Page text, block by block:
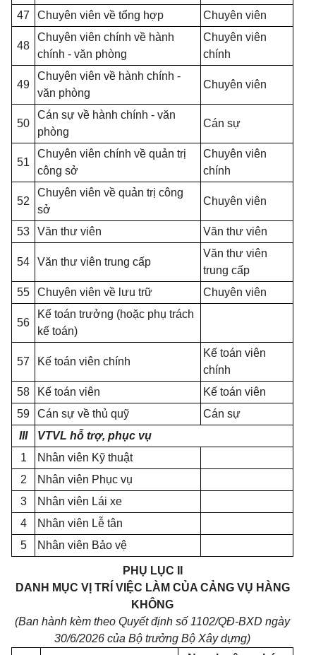
47
Chuyên viên về tổng hợp Chuyên viên
48
Chuyên viên chính về hành
chính - văn phòng
Chuyên viên
chính
49
Chuyên viên về hành chính -
văn phòng
Chuyên viên
50
Cán sự về hành chính - văn
phòng
Cán sự
51
Chuyên viên chính về quản trị
công sở
Chuyên viên
chính
52
Chuyên viên về quản trị công
sở
Chuyên viên
53 Văn thư viên Văn thư viên
54 Văn thư viên trung cấp
Văn thư viên
trung cấp
55
Chuyên viên về lưu trữ Chuyên viên
56
Kế toán trưởng (hoặc phụ trách
kế toán)
57 Kế toán viên chính
Kế toán viên
chính
58
Kế toán viên
Kế toán viên
59
Cán sự về thủ quỹ
Cán sự
III
VTVL hỗ trợ, phục vụ
1
Nhân viên Kỹ thuật
2
Nhân viên Phục vụ
3
Nhân viên Lái xe
4
Nhân viên Lễ tân
5
Nhân viên Bảo vệ
PHỤ LỤC II
DANH MỤC VỊ TRÍ VIỆC LÀM CỦA CẢNG VỤ HÀNG
KHÔNG
(Ban hành kèm theo Quyết định số 1102/QĐ-BXD ngày
30/6/2026 của Bộ trưởng Bộ Xây dựng)